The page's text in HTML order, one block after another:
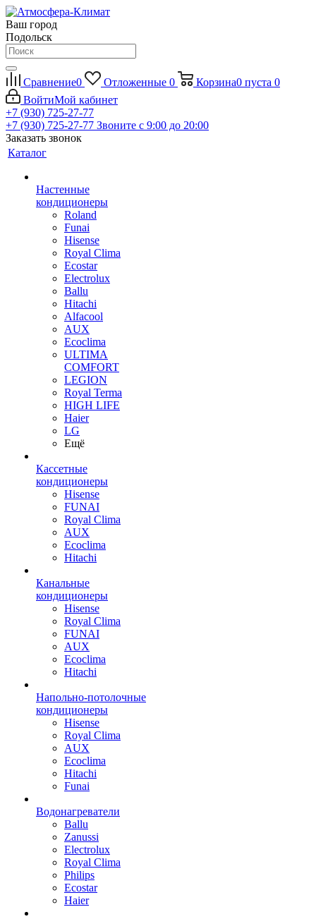
Ваш город
Подольск
Сравнение0 Отложенные 0 Корзина0 пуста 0
ВойтиМой кабинет
+7 (930) 725-27-77
+7 (930) 725-27-77 Звоните с 9:00 до 20:00
Заказать звонок
Каталог
Настенные
кондиционеры
Roland
Funai
Hisense
Royal Clima
Ecostar
Electrolux
Ballu
Hitachi
Alfacool
AUX
Ecoclima
ULTIMA
COMFORT
LEGION
Royal Terma
HIGH LIFE
Haier
LG
Ещё
Кассетные
кондиционеры
Hisense
FUNAI
Royal Clima
AUX
Ecoclima
Hitachi
Канальные
кондиционеры
Hisense
Royal Clima
FUNAI
AUX
Ecoclima
Hitachi
Напольно-потолочные
кондиционеры
Hisense
Royal Clima
AUX
Ecoclima
Hitachi
Funai
Водонагреватели
Ballu
Zanussi
Electrolux
Royal Clima
Philips
Ecostar
Haier